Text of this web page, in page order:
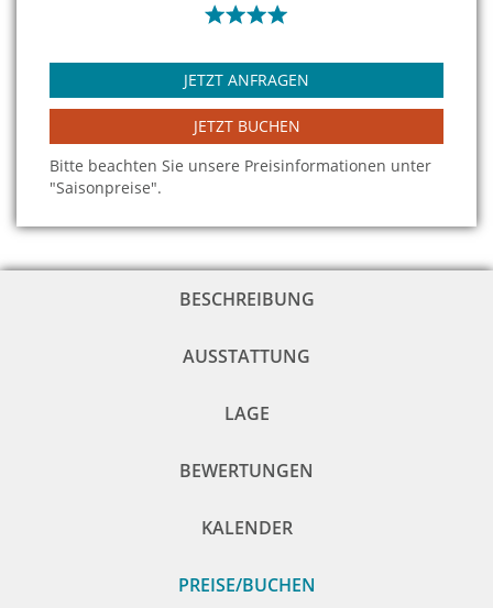
JETZT ANFRAGEN
JETZT BUCHEN
Bitte beachten Sie unsere Preisinformationen unter
"Saisonpreise".
BESCHREIBUNG
AUSSTATTUNG
LAGE
BEWERTUNGEN
KALENDER
PREISE/BUCHEN